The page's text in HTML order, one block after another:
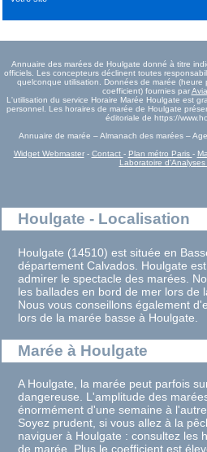
Annuaire des marées de Houlgate donné à titre
officiels. Les concepteurs déclinent toutes
quelconque utilisation. Données de marée (heure
coefficient) fournies par
L'utilisation du service Horaire Marée Houlgate est
personnel. Les horaires de marée de Houlgate
éditoriale de https://
Annuaire de marée – Almanach des marées –
Widget Webmaster- Contact - Plan métro Paris -
Laboratoire d'Analyses
Houlgate - Localisation
Houlgate (14510) est située en
département Calvados. Houlgate
admirer le spectacle des marées.
les ballades en bord de mer lors de
Nous vous conseillons également
lors de la marée basse à Houlgate.
Marée à Houlgate
A Houlgate, la marée peut parfois
dangereuse. L'amplitude des
énormément d'une semaine à
Soyez prudent, si vous allez à la
naviguer à Houlgate : consultez les
de marée. Plus le coefficient est